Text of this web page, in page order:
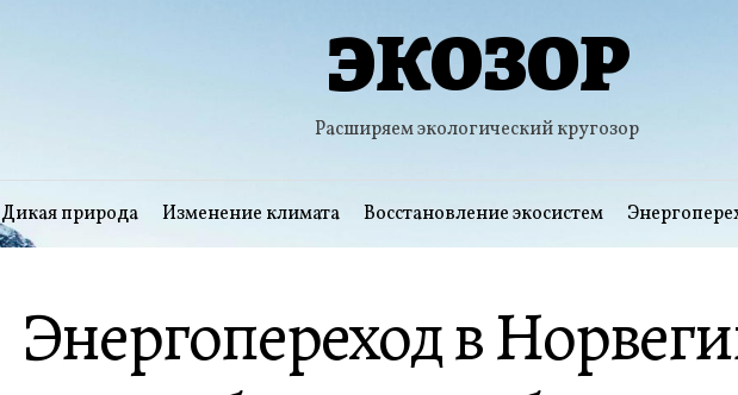
ЭКОЗОР
Расширяем экологический кругозор
Дикая природа Изменение климата Восстановление экосистем
Энергопереход в